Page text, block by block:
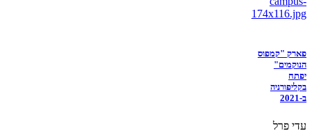
פארק "קמפוס
הנוקמים"
יפתח
בקליפורניה
ב-2021
עדי פרל